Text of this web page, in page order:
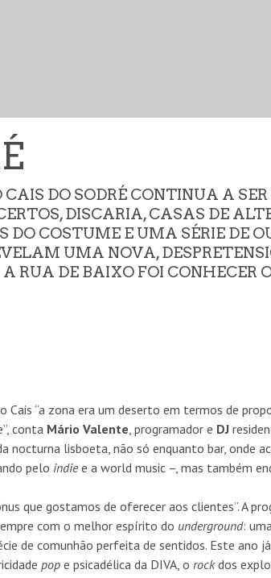
DO SODRÉ CONTINUA A
DISCARIA, CASAS DE
DO COSTUME E UMA SÉRIE DE
UMA NOVA,
RUA DE BAIXO FOI CONHECER
Cais “a zona era um deserto em termos de
conta Mário Valente , programador e DJ
nocturna lisboeta, não só enquanto bar, onde
pelo indiee a world music –, mas também
que gostamos de oferecer aos clientes”. A
com o melhor espírito do underground:
de comunhão perfeita de sentidos. Este ano
pop e psicadélica da DIVA, o rockdos